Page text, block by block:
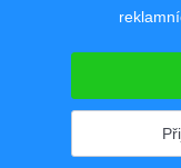
Copyright
Zásady